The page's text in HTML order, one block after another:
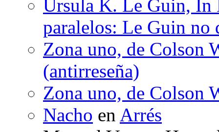
Ursula K. Le Guin, In
paralelos: Le Guin no
Zona uno, de Colson
(antirreseña)
Zona uno, de Colson
Nacho en Arrés